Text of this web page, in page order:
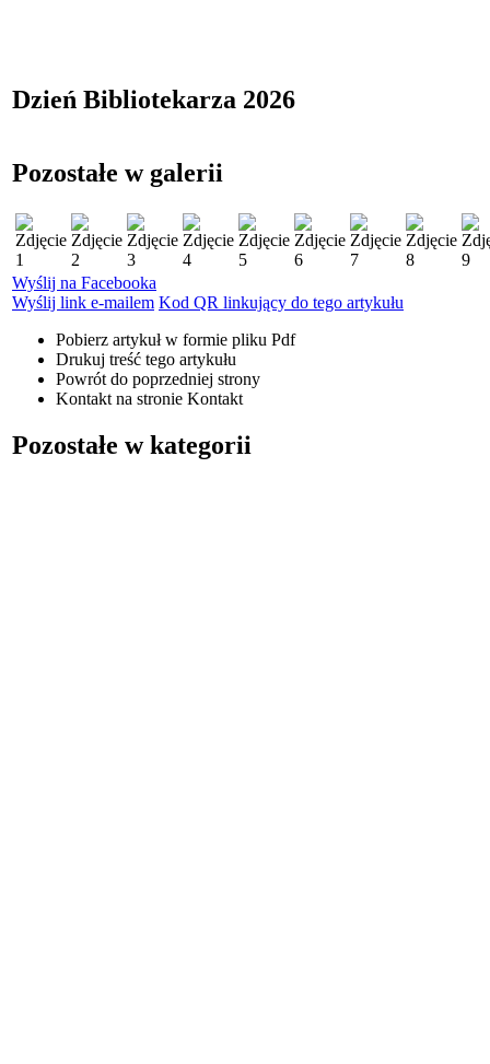
Dzień Bibliotekarza 2026
Pozostałe w galerii
Wyślij na Facebooka
Wyślij link e-mailem Kod QR linkujący do tego artykułu
Pobierz artykuł w formie pliku Pdf
Drukuj treść tego artykułu
Powrót do poprzedniej strony
Kontakt na stronie Kontakt
Pozostałe w kategorii